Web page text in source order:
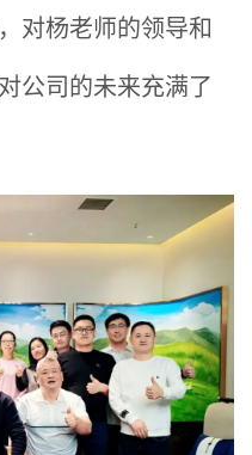
对杨老师的领导和
公司的未来充满了